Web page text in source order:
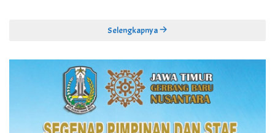
Selengkapnya